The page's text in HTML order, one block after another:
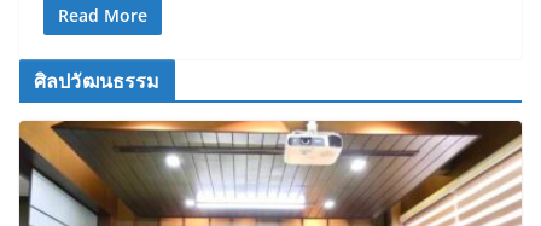
Read More
ศิลปวัฒนธรรม